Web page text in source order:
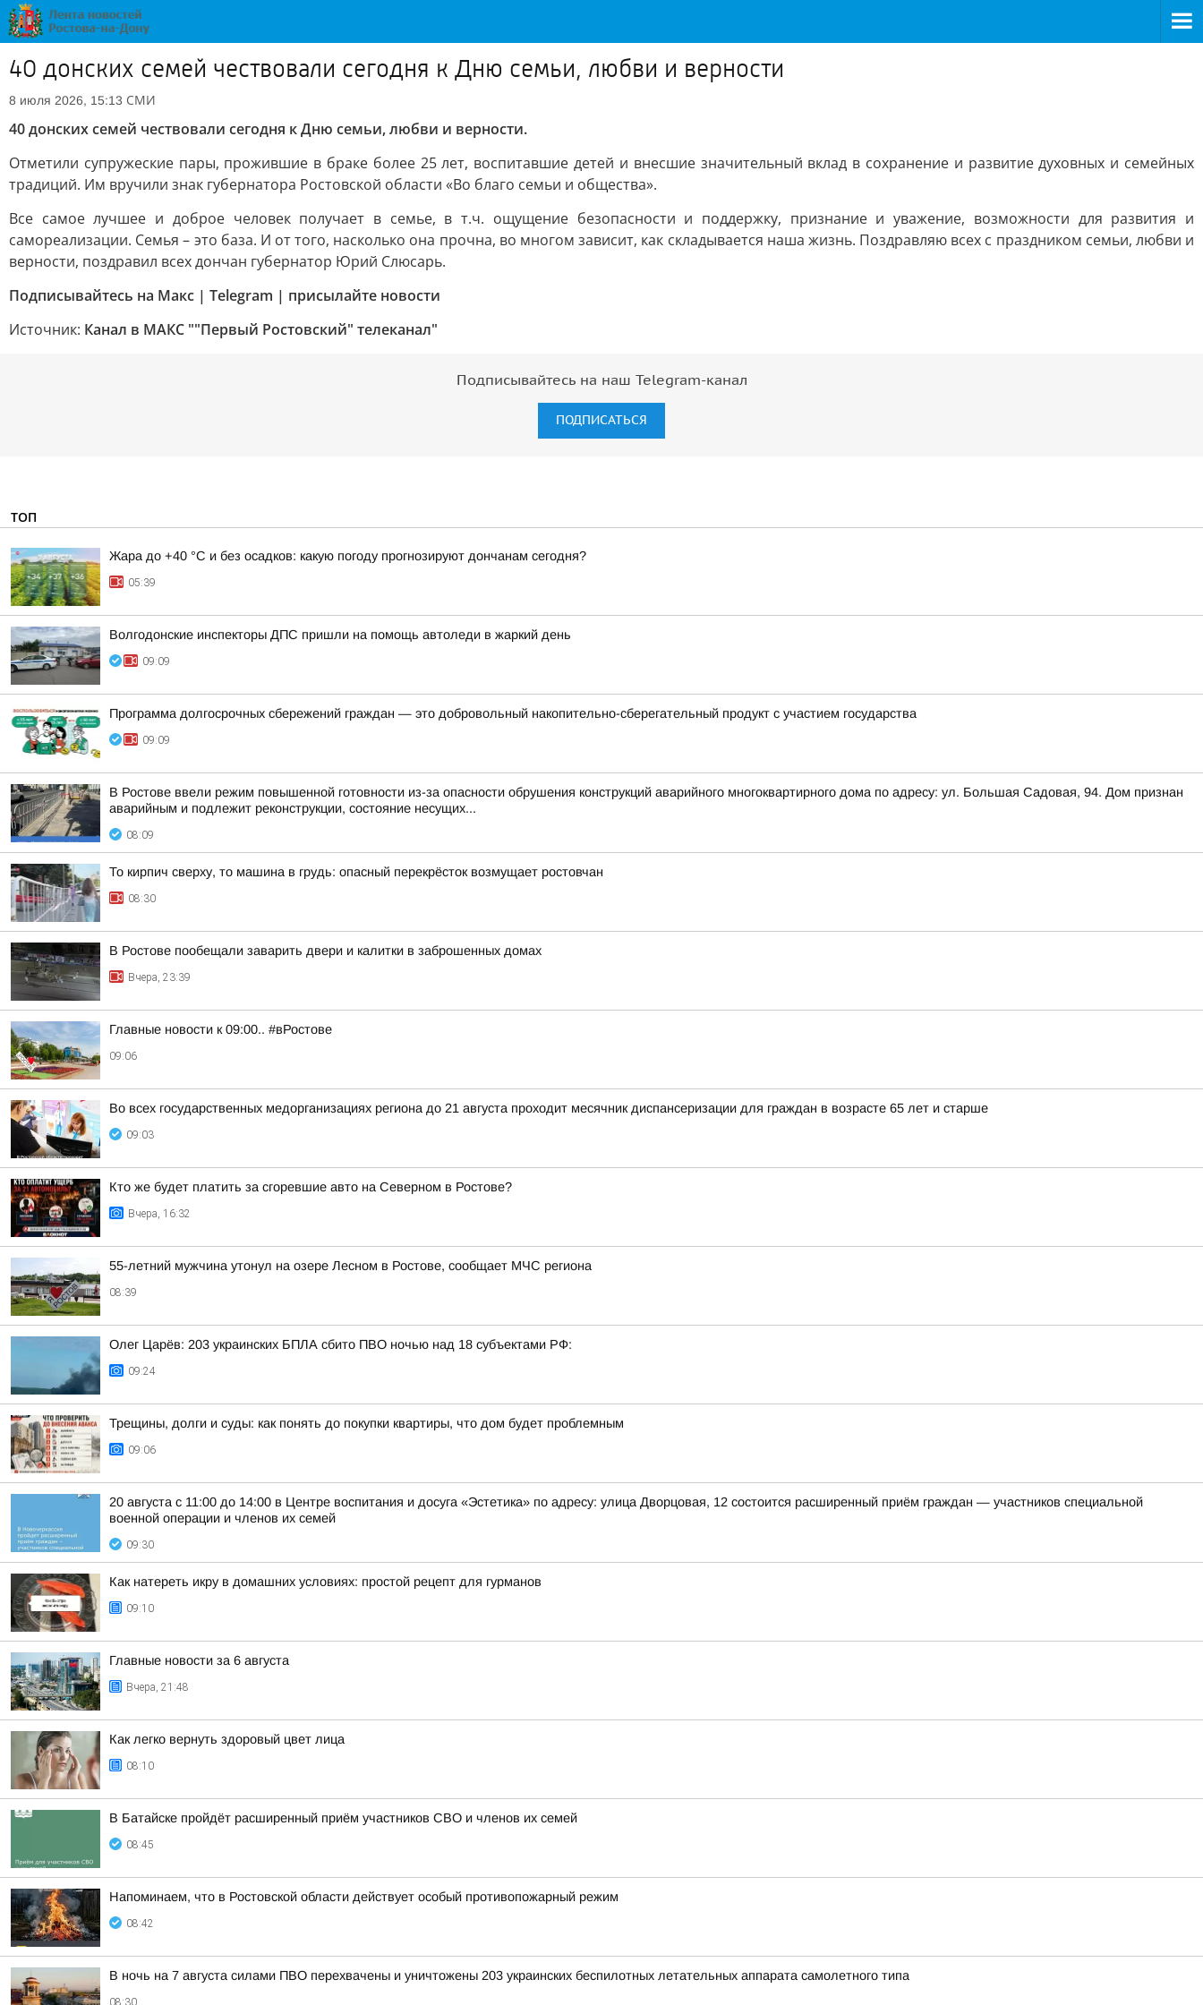
40 донских семей чествовали сегодня к Дню семьи, любви и верности
8 июля 2026, 15:13 СМИ
40 донских семей чествовали сегодня к Дню семьи, любви и верности.
Отметили супружеские пары, прожившие в браке более 25 лет, воспитавшие детей и внесшие значительный вклад в сохранение и развитие духовных и семейных
традиций. Им вручили знак губернатора Ростовской области «Во благо семьи и общества».
Все самое лучшее и доброе человек получает в семье, в т.ч. ощущение безопасности и поддержку, признание и уважение, возможности для развития и
самореализации. Семья – это база. И от того, насколько она прочна, во многом зависит, как складывается наша жизнь. Поздравляю всех с праздником семьи, любви и
верности, поздравил всех дончан губернатор Юрий Слюсарь.
Подписывайтесь на Макс | Telegram | присылайте новости
Источник: Канал в МАКС ""Первый Ростовский" телеканал"
Подписывайтесь на наш Telegram-канал
ПОДПИСАТЬСЯ
ТОП
Жара до +40 °С и без осадков: какую погоду прогнозируют дончанам сегодня?
05:39
Волгодонские инспекторы ДПС пришли на помощь автоледи в жаркий день
09:09
Программа долгосрочных сбережений граждан — это добровольный накопительно-сберегательный продукт с участием государства
09:09
В Ростове ввели режим повышенной готовности из-за опасности обрушения конструкций аварийного многоквартирного дома по адресу: ул. Большая Садовая, 94. Дом признан
аварийным и подлежит реконструкции, состояние несущих...
08:09
То кирпич сверху, то машина в грудь: опасный перекрёсток возмущает ростовчан
08:30
В Ростове пообещали заварить двери и калитки в заброшенных домах
Вчера, 23:39
Главные новости к 09:00.. #вРостове
09:06
Во всех государственных медорганизациях региона до 21 августа проходит месячник диспансеризации для граждан в возрасте 65 лет и старше
09:03
Кто же будет платить за сгоревшие авто на Северном в Ростове?
Вчера, 16:32
55-летний мужчина утонул на озере Лесном в Ростове, сообщает МЧС региона
08:39
Олег Царёв: 203 украинских БПЛА сбито ПВО ночью над 18 субъектами РФ:
09:24
Трещины, долги и суды: как понять до покупки квартиры, что дом будет проблемным
09:06
20 августа с 11:00 до 14:00 в Центре воспитания и досуга «Эстетика» по адресу: улица Дворцовая, 12 состоится расширенный приём граждан — участников специальной
военной операции и членов их семей
09:30
Как натереть икру в домашних условиях: простой рецепт для гурманов
09:10
Главные новости за 6 августа
Вчера, 21:48
Как легко вернуть здоровый цвет лица
08:10
В Батайске пройдёт расширенный приём участников СВО и членов их семей
08:45
Напоминаем, что в Ростовской области действует особый противопожарный режим
08:42
В ночь на 7 августа силами ПВО перехвачены и уничтожены 203 украинских беспилотных летательных аппарата самолетного типа
08:30